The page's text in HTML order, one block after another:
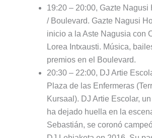
19:20 – 20:00, Gazte Nagusi
/ Boulevard. Gazte Nagusi
inicio a la Aste Nagusia con
Lorea Intxausti. Música,
premios en el Boulevard.
20:30 – 22:00, DJ Artie
Plaza de las Enfermeras
Kursaal). DJ Artie Escolar,
ha dejado huella en la
Sebastián, se coronó